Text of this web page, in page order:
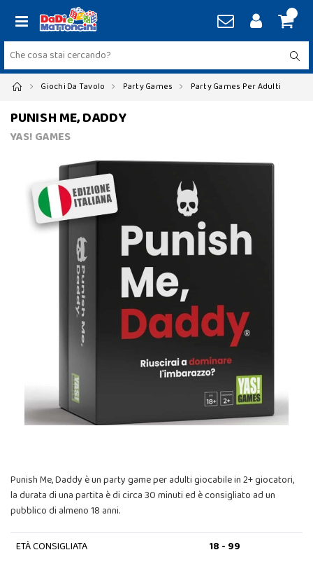
Giochi Da Tavolo Party Games Party Games Per Adulti
PUNISH ME, DADDY
YAS! GAMES
Punish Me, Daddy è un party game per adulti giocabile in 2+ giocatori,
la durata di una partita è di circa 30 minuti ed è consigliato ad un
pubblico di almeno 18 anni.
ETÀ CONSIGLIATA 18 - 99